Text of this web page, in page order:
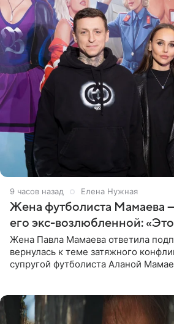
9 часов назад Елена Нужная
Жена футболиста Мамаева
его экс-возлюбленной:
Жена Павла Мамаева ответила
вернулась к теме затяжного
супругой футболиста Аланой